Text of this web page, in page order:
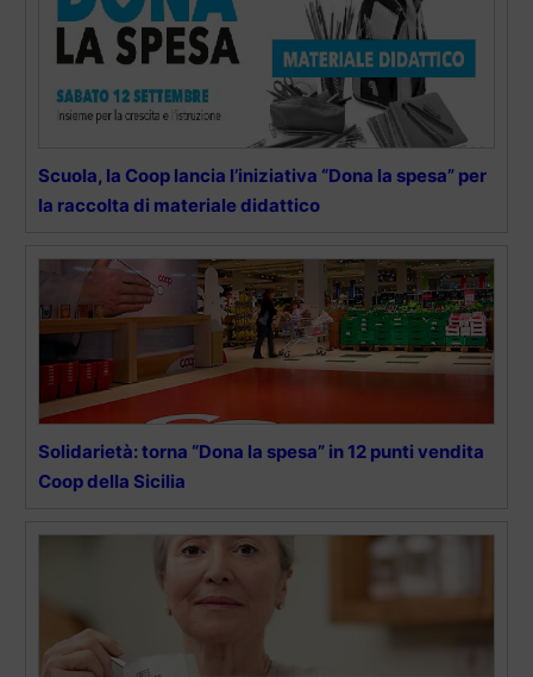
Scuola, la Coop lancia l’iniziativa “Dona la spesa” per
la raccolta di materiale didattico
Solidarietà: torna “Dona la spesa” in 12 punti vendita
Coop della Sicilia